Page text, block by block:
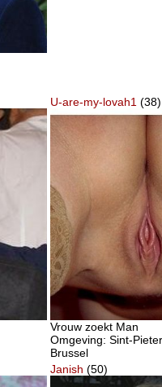
U-are-my-lovah1 (38)
Vrouw zoekt Man
Omgeving: Sint-
Brussel
Janish (50)